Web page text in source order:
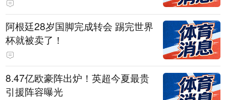
阿根廷28岁国脚完成转会 踢完世界
杯就被卖了！
8.47亿欧豪阵出炉！英超今夏最贵
引援阵容曝光